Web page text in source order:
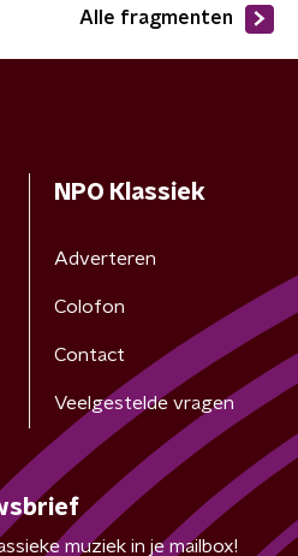
Alle fragmenten
NPO Klassiek
Adverteren
Colofon
Contact
Veelgestelde vragen
muziek in je mailbox!